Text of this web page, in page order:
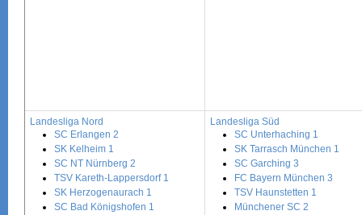
Landesliga Nord
SC Erlangen 2
SK Kelheim 1
SC NT Nürnberg 2
TSV Kareth-Lappersdorf 1
SK Herzogenaurach 1
SC Bad Königshofen 1
Landesliga Süd
SC Unterhaching 1
SK Tarrasch München 1
SC Garching 3
FC Bayern München 3
TSV Haunstetten 1
Münchener SC 2